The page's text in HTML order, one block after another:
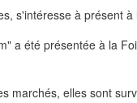
s'intéresse à présent
a été présentée à la
marchés, elles sont